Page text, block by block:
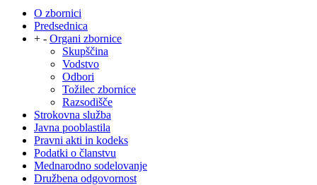
O zbornici
Predsednica
+ - Organi zbornice
Skupščina
Vodstvo
Odbori
Tožilec zbornice
Razsodišče
Strokovna služba
Javna pooblastila
Pravni akti in kodeks
Podatki o članstvu
Mednarodno sodelovanje
Družbena odgovornost